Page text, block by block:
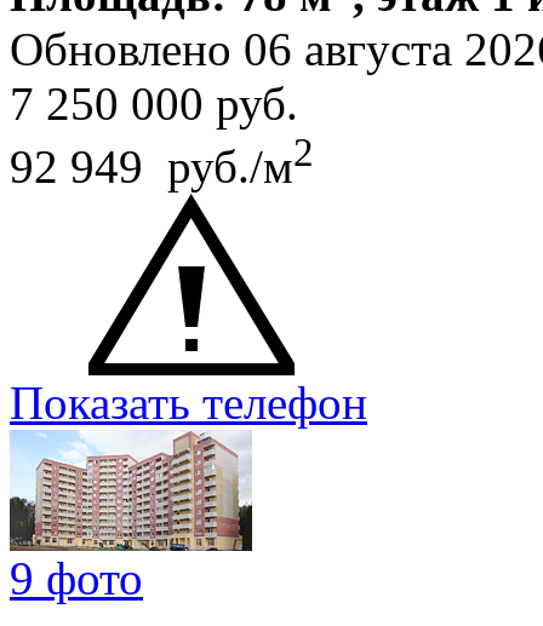
Обновлено 06 августа
7 250 000 руб.
92 949 руб./м2
Показать телефон
9 фото